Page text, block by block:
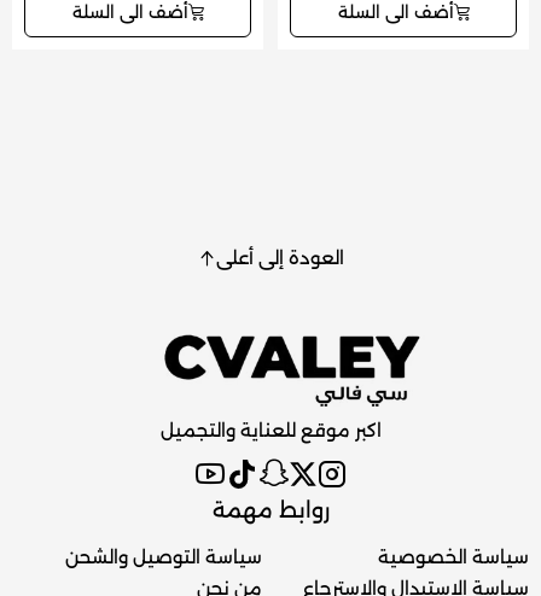
أضف الى السلة أضف الى السلة
العودة إلى أعلى
اكبر موقع للعناية والتجميل
روابط مهمة
سياسة الخصوصية
سياسة الاستبدال والاسترجاع
سياسة التوصيل والشحن
من نحن